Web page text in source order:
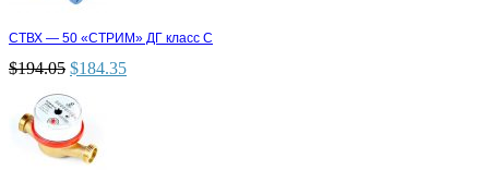
СТВХ — 50 «СТРИМ» ДГ класс С
$194.05 $184.35